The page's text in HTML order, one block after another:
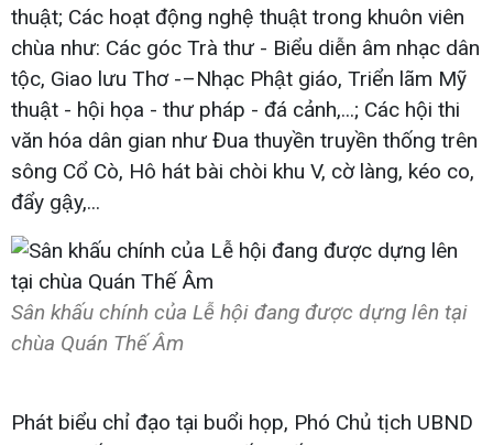
thuật; Các hoạt động nghệ thuật trong khuôn viên
chùa như: Các góc Trà thư - Biểu diễn âm nhạc dân
tộc, Giao lưu Thơ -–Nhạc Phật giáo, Triển lãm Mỹ
thuật - hội họa - thư pháp - đá cảnh,...; Các hội thi
văn hóa dân gian như Đua thuyền truyền thống trên
sông Cổ Cò, Hô hát bài chòi khu V, cờ làng, kéo co,
đẩy gậy,...
Sân khấu chính của Lễ hội đang được dựng lên tại
chùa Quán Thế Âm
Phát biểu chỉ đạo tại buổi họp, Phó Chủ tịch UBND